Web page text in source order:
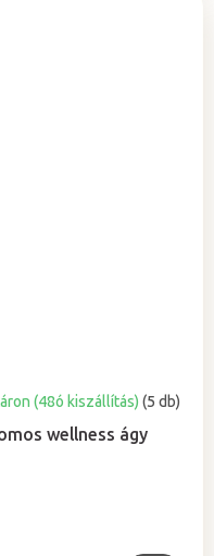
wellness ágy
(48ó kiszállítás) (5 db)